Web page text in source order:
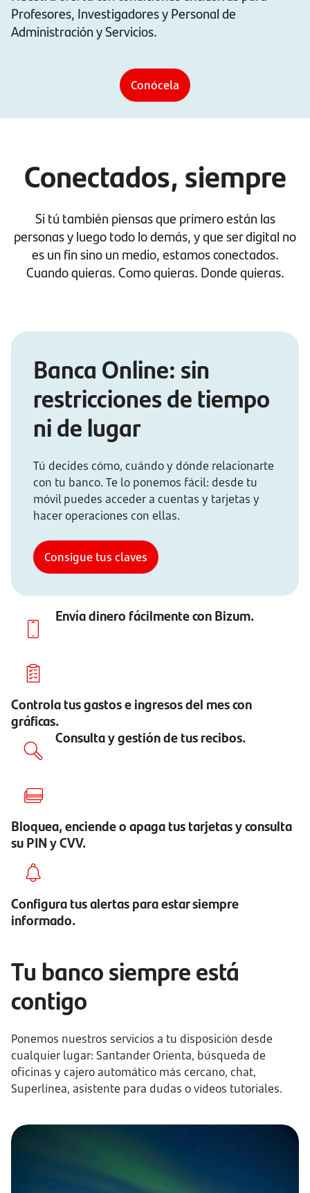
Profesores, Investigadores y Personal de
Administración y Servicios.
Conócela
Conectados, siempre
Si tú también piensas que primero están las
personas y luego todo lo demás, y que ser digital no
es un fin sino un medio, estamos conectados.
Cuando quieras. Como quieras. Donde quieras.
Banca Online: sin
restricciones de tiempo
ni de lugar
Tú decides cómo, cuándo y dónde relacionarte
con tu banco. Te lo ponemos fácil: desde tu
móvil puedes acceder a cuentas y tarjetas y
hacer operaciones con ellas.
Consigue tus claves
Envía dinero fácilmente con Bizum.
Controla tus gastos e ingresos del mes con
gráficas.
Consulta y gestión de tus recibos.
Bloquea, enciende o apaga tus tarjetas y consulta
su PIN y CVV.
Configura tus alertas para estar siempre
informado.
Tu banco siempre está
contigo
Ponemos nuestros servicios a tu disposición desde
cualquier lugar: Santander Orienta, búsqueda de
oficinas y cajero automático más cercano, chat,
Superlínea, asistente para dudas o vídeos tutoriales.